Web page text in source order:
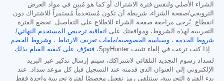
الشراء الأصلي ولنفس فترة الاشتراك أو كما هو مُبين في مواد العرض
الترويجي/صفحة الشراء، شريطة أن تكون مُستخدماً مُستمراً للاشتراك دون
انقطاع. يُرجى مراجعة صفحة الشراء للاطلاع على التفاصيل. تخضع الفترة
التجريبية لهذه الشروط، وموافقتك على
اتفاقية ترخيص المستخدم النهائي/
شروط الخدمة ، وسياسة الخصوصية/ملفات تعريف الارتباط ، وشروط الخصم
. إذا كنت ترغب في إلغاء تثبيت SpyHunter،
فتعرّف على كيفية القيام بذلك .
لسداد رسوم التجديد التلقائي لاشتراكك، سيتم إرسال تذكير عبر البريد
الإلكتروني إلى العنوان الذي قدمته عند التسجيل قبل كل موعد سداد. عند
بدء الفترة التجريبية، ستتلقى رمز تفعيل مخصصًا لفترة تجريبية واحدة فقط